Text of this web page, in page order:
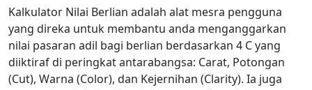
Kalkulator Nilai Berlian adalah alat mesra pengguna
yang direka untuk membantu anda menganggarkan
nilai pasaran adil bagi berlian berdasarkan 4 C yang
diiktiraf di peringkat antarabangsa: Carat, Potongan
(Cut), Warna (Color), dan Kejernihan (Clarity). Ia juga